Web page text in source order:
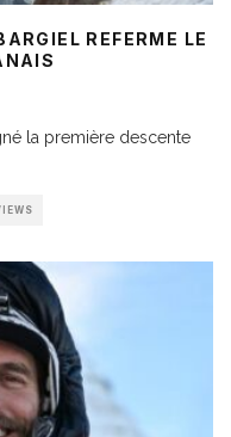
REFERME LE
la première descente